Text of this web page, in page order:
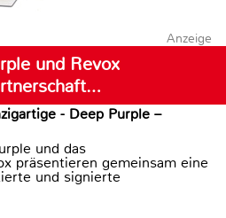
Anzeige
und Revox
- Deep Purple –
und das
präsentieren gemeinsam eine
und signierte